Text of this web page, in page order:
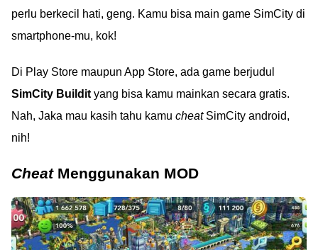
perlu berkecil hati, geng. Kamu bisa main game SimCity di
smartphone-mu, kok!
Di Play Store maupun App Store, ada game berjudul
SimCity Buildit yang bisa kamu mainkan secara gratis.
Nah, Jaka mau kasih tahu kamu cheatSimCity android,
nih!
CheatMenggunakan MOD